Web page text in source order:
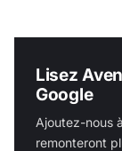
Lisez
Google
Ajoutez-nous
remonteront